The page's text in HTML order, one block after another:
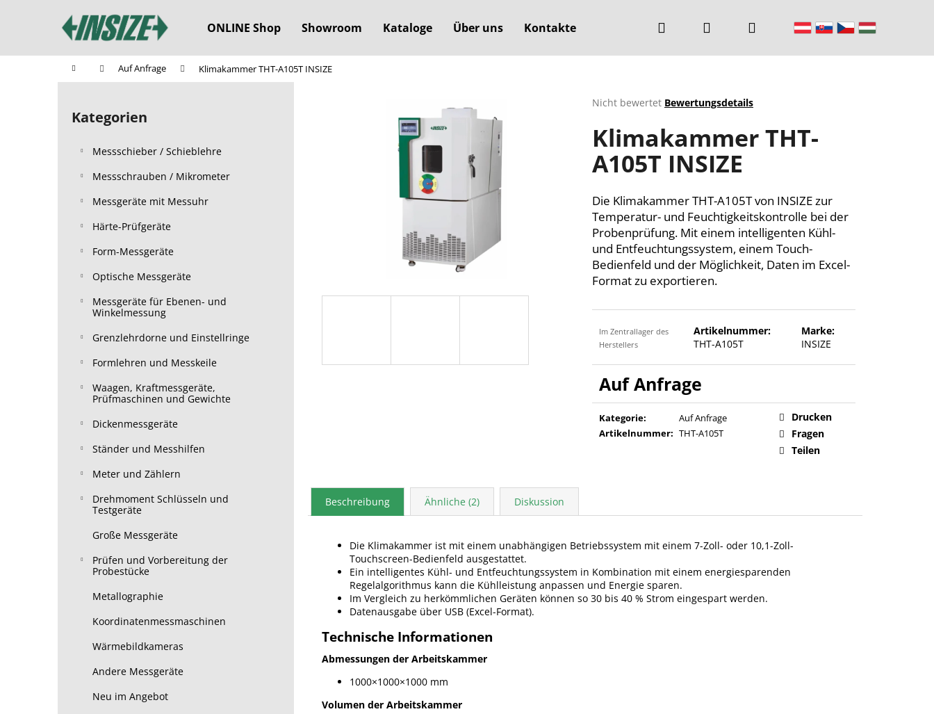
ONLINE Shop Showroom Kataloge Über uns Kontakte Suchen Warenkorb
StartseiteAuf Anfrage Klimakammer THT-A105T INSIZE
S
Kategorien
überspringen
Kategorien
Messschieber / Schieblehre
Messschrauben / Mikrometer
Messgeräte mit Messuhr
Härte-Prüfgeräte
Form-Messgeräte
Optische Messgeräte
Messgeräte für Ebenen- und
Winkelmessung
Grenzlehrdorne und Einstellringe
Formlehren und Messkeile
Waagen, Kraftmessgeräte,
Prüfmaschinen und Gewichte
Dickenmessgeräte
Ständer und Messhilfen
Meter und Zählern
Drehmoment Schlüsseln und
Testgeräte
Große Messgeräte
Prüfen und Vorbereitung der
Probestücke
Metallographie
Koordinatenmessmaschinen
Wärmebildkameras
Andere Messgeräte
Neu im Angebot
Die
Produktbewertung
ist
0,0
von
Sternen.
Nicht bewertet Bewertungsdetails
Klimakammer THT-
A105T INSIZE
Die Klimakammer THT-A105T von INSIZE zur
Temperatur- und Feuchtigkeitskontrolle bei der
Probenprüfung. Mit einem intelligenten Kühl-
und Entfeuchtungssystem, einem Touch-
Bedienfeld und der Möglichkeit, Daten im Excel-
Format zu exportieren.
Im Zentrallager des
Herstellers
Artikelnummer:
THT-A105T
Marke:
INSIZE
Kategorie:
Auf Anfrage
Artikelnummer: THT-A105T
Drucken
Fragen
Teilen
Beschreibung Ähnliche (2) Diskussion
Die Klimakammer ist mit einem unabhängigen Betriebssystem mit einem 7-Zoll- oder 10,1-Zoll-
Touchscreen-Bedienfeld ausgestattet.
Ein intelligentes Kühl- und Entfeuchtungssystem in Kombination mit einem energiesparenden
Regelalgorithmus kann die Kühlleistung anpassen und Energie sparen.
Im Vergleich zu herkömmlichen Geräten können so 30 bis 40 % Strom eingespart werden.
Datenausgabe über USB (Excel-Format).
Technische Informationen
Abmessungen der Arbeitskammer
1000×1000×1000 mm
Volumen der Arbeitskammer
e
Zurück
zum
Zurück
zum
SUCHEN
Wir empfehlen